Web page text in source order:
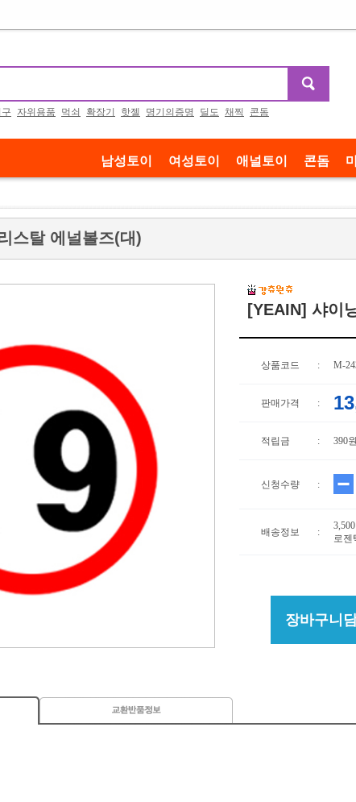
자위용품 먹쇠 확장기 핫젤 명기의증명 딜도 채찍 콘돔
남성토이 여성토이 애널토이 콘돔
스탈 에널볼즈(대)
[YEAIN] 샤이
상품코드 : M-
판매가격 :
적립금 : 390원
신청수량 :
배송정보 :
로젠